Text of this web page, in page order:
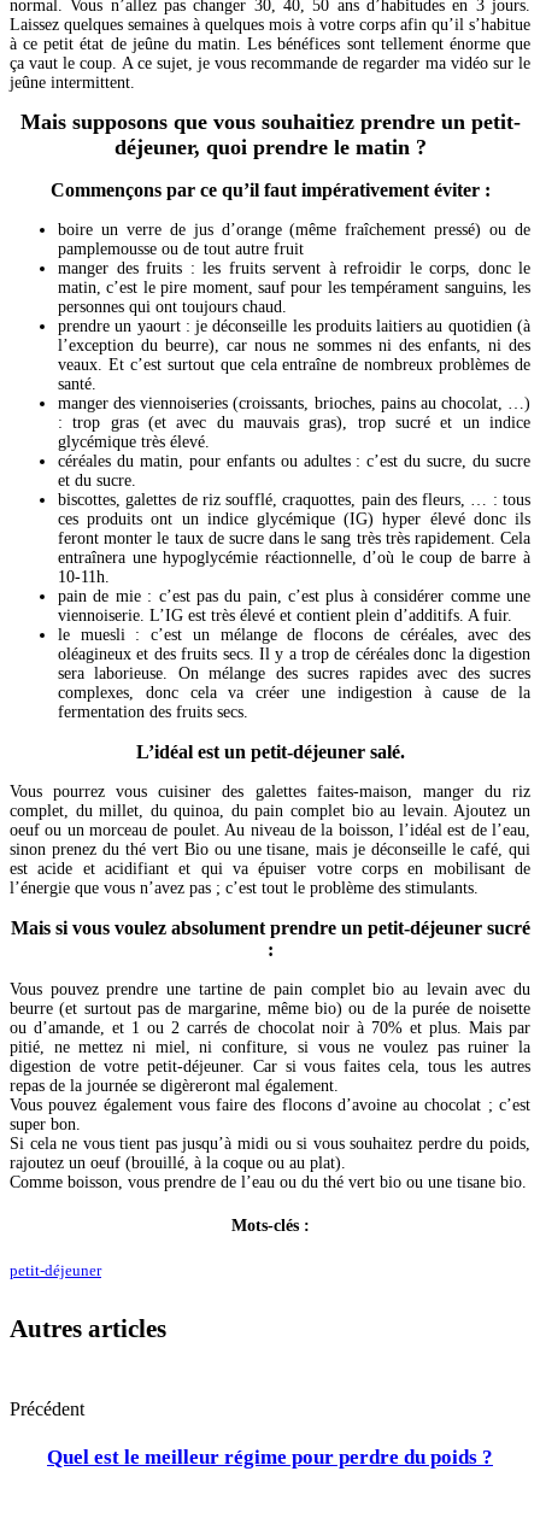
normal. Vous n’allez pas changer 30, 40, 50 ans d’habitudes en 3 jours.
Laissez quelques semaines à quelques mois à votre corps afin qu’il s’habitue
à ce petit état de jeûne du matin. Les bénéfices sont tellement énorme que
ça vaut le coup. A ce sujet, je vous recommande de regarder ma vidéo sur le
jeûne intermittent.
Mais supposons que vous souhaitiez prendre un petit-
déjeuner, quoi prendre le matin ?
Commençons par ce qu’il faut impérativement éviter :
boire un verre de jus d’orange (même fraîchement pressé) ou de
pamplemousse ou de tout autre fruit
manger des fruits : les fruits servent à refroidir le corps, donc le
matin, c’est le pire moment, sauf pour les tempérament sanguins, les
personnes qui ont toujours chaud.
prendre un yaourt : je déconseille les produits laitiers au quotidien (à
l’exception du beurre), car nous ne sommes ni des enfants, ni des
veaux. Et c’est surtout que cela entraîne de nombreux problèmes de
santé.
manger des viennoiseries (croissants, brioches, pains au chocolat, …)
: trop gras (et avec du mauvais gras), trop sucré et un indice
glycémique très élevé.
céréales du matin, pour enfants ou adultes : c’est du sucre, du sucre
et du sucre.
biscottes, galettes de riz soufflé, craquottes, pain des fleurs, … : tous
ces produits ont un indice glycémique (IG) hyper élevé donc ils
feront monter le taux de sucre dans le sang très très rapidement. Cela
entraînera une hypoglycémie réactionnelle, d’où le coup de barre à
10-11h.
pain de mie : c’est pas du pain, c’est plus à considérer comme une
viennoiserie. L’IG est très élevé et contient plein d’additifs. A fuir.
le muesli : c’est un mélange de flocons de céréales, avec des
oléagineux et des fruits secs. Il y a trop de céréales donc la digestion
sera laborieuse. On mélange des sucres rapides avec des sucres
complexes, donc cela va créer une indigestion à cause de la
fermentation des fruits secs.
L’idéal est un petit-déjeuner salé.
Vous pourrez vous cuisiner des galettes faites-maison, manger du riz
complet, du millet, du quinoa, du pain complet bio au levain. Ajoutez un
oeuf ou un morceau de poulet. Au niveau de la boisson, l’idéal est de l’eau,
sinon prenez du thé vert Bio ou une tisane, mais je déconseille le café, qui
est acide et acidifiant et qui va épuiser votre corps en mobilisant de
l’énergie que vous n’avez pas ; c’est tout le problème des stimulants.
Mais si vous voulez absolument prendre un petit-déjeuner sucré
:
Vous pouvez prendre une tartine de pain complet bio au levain avec du
beurre (et surtout pas de margarine, même bio) ou de la purée de noisette
ou d’amande, et 1 ou 2 carrés de chocolat noir à 70% et plus. Mais par
pitié, ne mettez ni miel, ni confiture, si vous ne voulez pas ruiner la
digestion de votre petit-déjeuner. Car si vous faites cela, tous les autres
repas de la journée se digèreront mal également.
Vous pouvez également vous faire des flocons d’avoine au chocolat ; c’est
super bon.
Si cela ne vous tient pas jusqu’à midi ou si vous souhaitez perdre du poids,
rajoutez un oeuf (brouillé, à la coque ou au plat).
Comme boisson, vous prendre de l’eau ou du thé vert bio ou une tisane bio.
Mots-clés :
petit-déjeuner
Autres articles
Précédent
Quel est le meilleur régime pour perdre du poids ?